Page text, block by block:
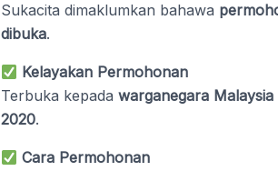
Sukacita dimaklumkan bahawa
dibuka.
Kelayakan Permohonan
Terbuka kepada warganegara Malaysia
2020.
Cara Permohonan